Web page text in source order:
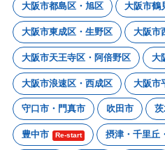
大阪市都島区・旭区 大阪市鶴
大阪市東成区・生野区 大阪市
大阪市天王寺区・阿倍野区 大
大阪市浪速区・西成区 大阪市
守口市・門真市 吹田市
豊中市 Re-start 摂津・千里丘